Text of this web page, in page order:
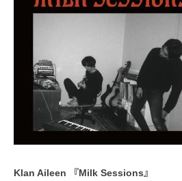
Klan Aileen 『Milk Sessions』